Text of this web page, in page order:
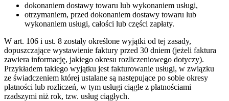
dokonaniem dostawy towaru lub wykonaniem usługi,
otrzymaniem, przed dokonaniem dostawy towaru lub
wykonaniem usługi, całości lub części zapłaty.
W art. 106 i ust. 8 zostały określone wyjątki od tej zasady,
dopuszczające wystawienie faktury przed 30 dniem (jeżeli faktura
zawiera informację, jakiego okresu rozliczeniowego dotyczy).
Przykładem takiego wyjątku jest fakturowanie usługi, w związku
ze świadczeniem której ustalane są następujące po sobie okresy
płatności lub rozliczeń, w tym usługi ciągłe z płatnościami
rzadszymi niż rok, tzw. usług ciągłych.